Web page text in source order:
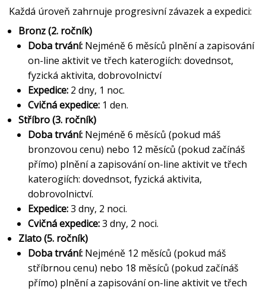
Každá úroveň zahrnuje progresivní závazek a expedici:
Bronz (2. ročník)
Doba trvání: Nejméně 6 měsíců plnění a zapisování
on-line aktivit ve třech katerogiích: dovednsot,
fyzická aktivita, dobrovolnictví
Expedice: 2 dny, 1 noc.
Cvičná expedice: 1 den.
Stříbro (3. ročník)
Doba trvání: Nejméně 6 měsíců (pokud máš
bronzovou cenu) nebo 12 měsíců (pokud začínáš
přímo) plnění a zapisování on-line aktivit ve třech
katerogiích: dovednsot, fyzická aktivita,
dobrovolnictví.
Expedice:3 dny, 2 noci.
Cvičná expedice:3 dny, 2 noci.
Zlato (5. ročník)
Doba trvání: Nejméně 12 měsíců (pokud máš
stříbrnou cenu) nebo 18 měsíců (pokud začínáš
přímo) plnění a zapisování on-line aktivit ve třech